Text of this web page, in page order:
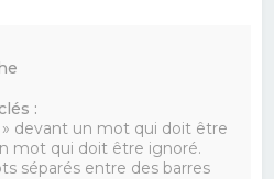
:
» devant un mot qui doit être
mot qui doit être ignoré.
séparés entre des barres